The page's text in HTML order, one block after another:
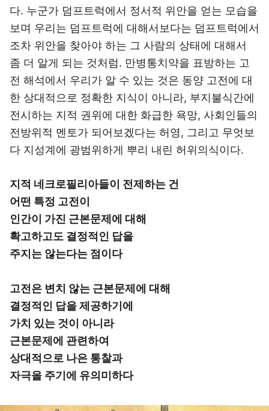
다. 누군가 덤프트럭에서 정서적 위안을 얻는 모습을
보며 우리는 덤프트럭에 대해서보다는 덤프트럭에서
조차 위안을 찾아야 하는 그 사람의 상태에 대해서
좀 더 알게 되는 것처럼. 만병통치약을 표방하는 고
전 해석에서 우리가 알 수 있는 것은 동양 고전에 대
한 상대적으로 정확한 지식이 아니라, 부지불식간에
전시하는 지적 권위에 대한 화급한 욕망, 사회인들의
전방위적 멘토가 되어보겠다는 허영, 그리고 무엇보
다 지성계에 광범위하게 뿌리 내린 허위의식이다.
지적 네크로필리아들이 전제하는 건
어떤 특정 고전이
인간이 가진 근본문제에 대해
확고하고도 결정적인 답을
주지는 않는다는 점이다
고전은 변치 않는 근본문제에 대해
결정적인 답을 제공하기에
가치 있는 것이 아니라
근본문제에 관련하여
상대적으로 나은 통찰과
자극을 주기에 유의미하다